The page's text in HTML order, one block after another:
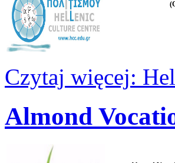
Czytaj więcej:
Almond